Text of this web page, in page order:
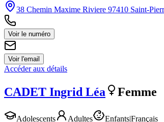
38 Chemin Maxime Riviere 97410 Saint-
Voir le numéro
Voir l'email
Accéder aux détails
CADET Ingrid Léa Femme
Adolescents Adultes Enfants|Français